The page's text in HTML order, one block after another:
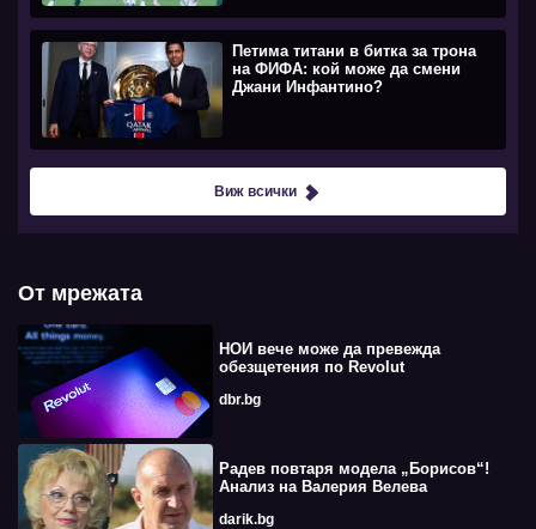
Петима титани в битка за трона
на ФИФА: кой може да смени
Джани Инфантино?
Виж всички
От мрежата
НОИ вече може да превежда
обезщетения по Revolut
dbr.bg
Радев повтаря модела „Борисов“!
Анализ на Валерия Велева
darik.bg